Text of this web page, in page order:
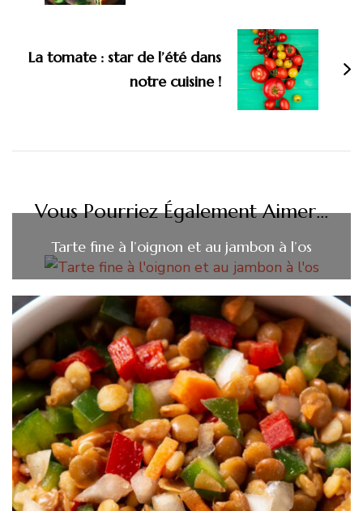
La tomate : star de l’été dans
notre cuisine !
Vous Pourriez Également Aimer...
Tarte fine à l’oignon et au jambon à l’os